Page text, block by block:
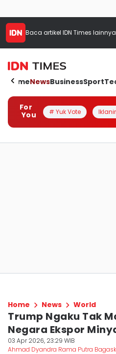
Baca artikel IDN Times lainnya
HomeNewsBusinessSport
For
You
# Yuk Vote
Home News World
Trump Ngaku Tak
Negara Ekspor
03 Apr 2026, 23:29 WIB
Ahmad Dyandra Rama Putra